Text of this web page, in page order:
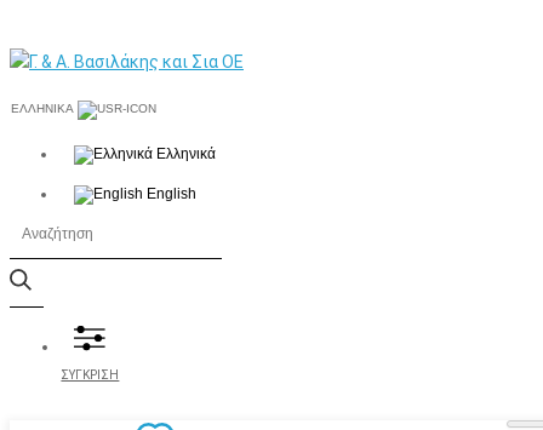
ΕΛΛΗΝΙΚΆ
Ελληνικά
English
ΣΥΓΚΡΙΣΗ